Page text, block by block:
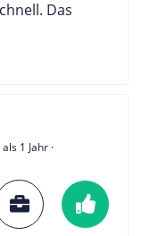
Das
1 Jahr ·